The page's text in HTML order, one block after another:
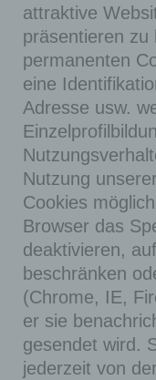
attraktive
präsentieren zu
permanenten
eine
Adresse usw.
Nutzung
Cookies
Browser das
deaktivieren,
beschränken
(Chrome, IE,
er sie
gesendet wird.
jederzeit von